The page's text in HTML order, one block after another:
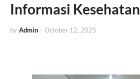
Informasi Kesehatan
by Admin - October 12, 2025